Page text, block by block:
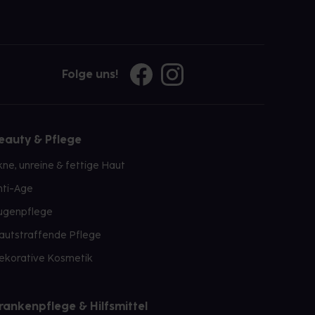
Folge uns!
& Pflege
unreine & fettige Haut
Age
Pflege
Kosmetik
& Hilfsmittel